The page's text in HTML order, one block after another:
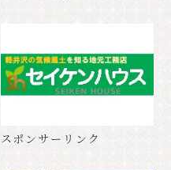
スポンサーリンク